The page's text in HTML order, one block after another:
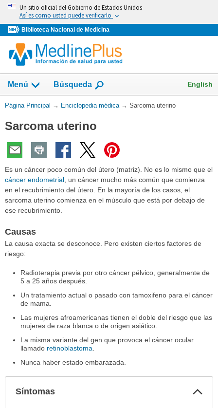
Omita
vaya
al
Contenido
Un sitio oficial del Gobierno de Estados Unidos
Así es como usted puede verificarlo
Biblioteca Nacional de Medicina
Menú Búsqueda English
Usted
aquí:
Página Principal → Enciclopedia médica → Sarcoma uterino
Sarcoma uterino
Es un cáncer poco común del útero (matriz). No es lo mismo que el
cáncer endometrial , un cáncer mucho más común que comienza
en el recubrimiento del útero. En la mayoría de los casos, el
sarcoma uterino comienza en el músculo que está por debajo de
ese recubrimiento.
Causas
La causa exacta se desconoce. Pero existen ciertos factores de
riesgo:
Radioterapia previa por otro cáncer pélvico, generalmente de
5 a 25 años después.
Un tratamiento actual o pasado con tamoxifeno para el cáncer
de mama.
Las mujeres afroamericanas tienen el doble del riesgo que las
mujeres de raza blanca o de origen asiático.
La misma variante del gen que provoca el cáncer ocular
llamado retinoblastoma
Nunca haber estado embarazada.
Síntomas